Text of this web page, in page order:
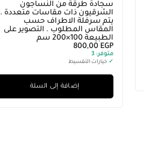
سجادة طرقة من النساجون
الشرقيون ذات مقاسات متعددة .
يتم سرفلة الاطراف حسب
المقاس المطلوب . التصوير على
الطبيعة 100×200 سم
800,00 EGP
متوفر:
✓ خيارات التقسيط
إضافة إلى السلة